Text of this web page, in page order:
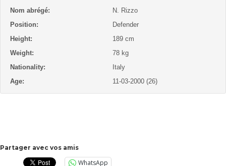
Nom abrégé:
N. Rizzo
Position:
Defender
Height:
189 cm
Weight:
78 kg
Nationality:
Italy
Age:
11-03-2000 (26)
Partager avec vos amis
WhatsApp